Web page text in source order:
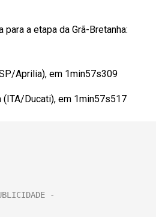
a etapa da Grã-Bretanha:
Aprilia), em 1min57s309
(ITA/Ducati), em 1min57s517